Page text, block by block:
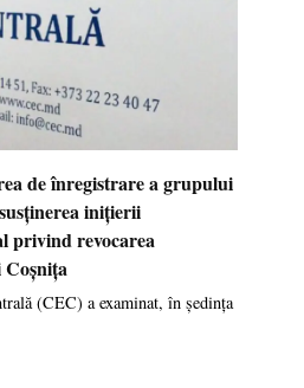
de înregistrare a grupului
inițierii
privind revocarea
(CEC) a examinat, în ședința